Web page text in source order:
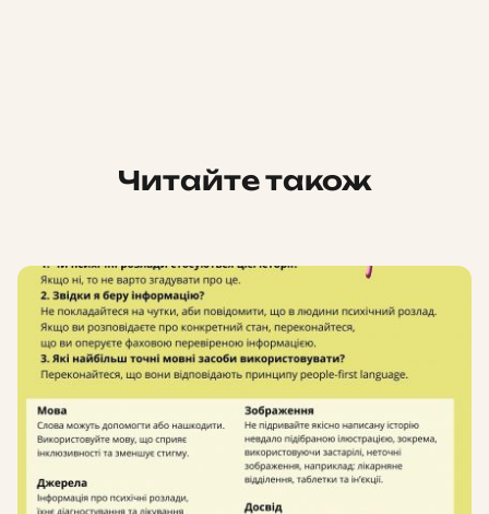
Читайте також